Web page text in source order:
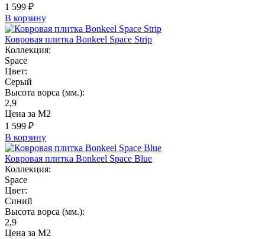
1 599 ₽
В корзину
Ковровая плитка Bonkeel Space Strip
Коллекция:
Space
Цвет:
Серый
Высота ворса (мм.):
2,9
Цена за М2
1 599 ₽
В корзину
Ковровая плитка Bonkeel Space Blue
Коллекция:
Space
Цвет:
Синий
Высота ворса (мм.):
2,9
Цена за М2